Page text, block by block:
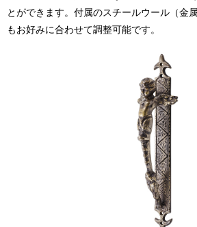
とができます。付属のスチールウール（金
もお好みに合わせて調整可能です。